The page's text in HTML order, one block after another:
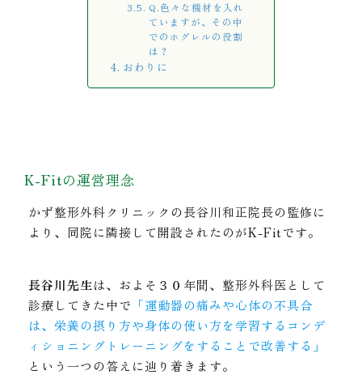
Q.色々な機材を入れ
ていますが、その中
でのホグレルの役割
は？
おわりに
K-Fitの運営理念
かず整形外科クリニックの長谷川和正院長の監修に
より、同院に隣接して開設されたのがK-Fitです。
長谷川先生は、およそ３０年間、整形外科医として
診療してきた中で 「運動器の痛みや心体の不具合
は、栄養の摂り方や身体の使い方を学習するコンデ
ィショニングトレーニングをすることで改善する」
という一つの答えに辿り着きます。